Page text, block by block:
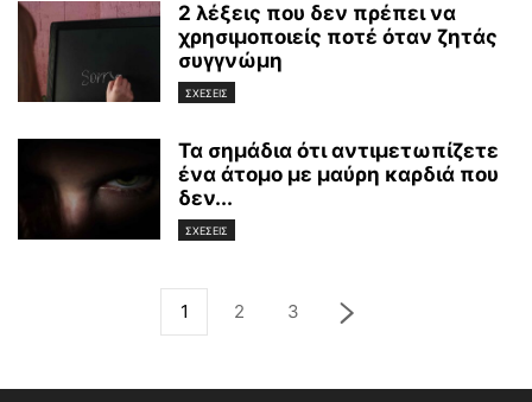
2 λέξεις που δεν πρέπει να
χρησιμοποιείς ποτέ όταν ζητάς
συγγνώμη
ΣΧΕΣΕΙΣ
Τα σημάδια ότι αντιμετωπίζετε
ένα άτομο με μαύρη καρδιά που
δεν...
ΣΧΕΣΕΙΣ
1 2 3